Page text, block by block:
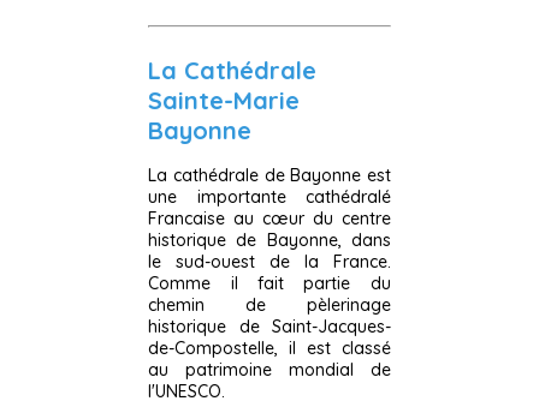
La Cathédrale
Sainte-Marie
Bayonne
La cathédrale de Bayonne est
une importante cathédralé
Francaise au cœur du centre
historique de Bayonne, dans
le sud-ouest de la France.
Comme il fait partie du
chemin de pèlerinage
historique de Saint-Jacques-
de-Compostelle, il est classé
au patrimoine mondial de
l'UNESCO.